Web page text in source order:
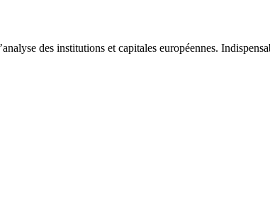
des institutions et capitales européennes.